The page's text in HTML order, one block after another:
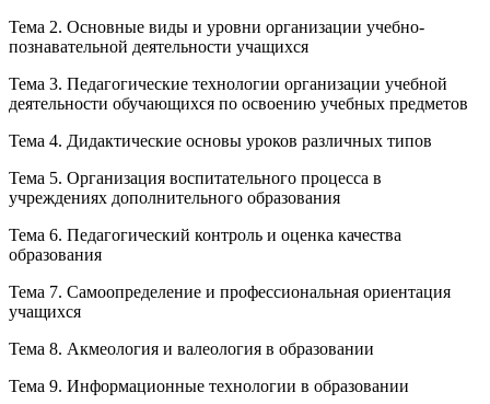
Тема 2. Основные виды и уровни организации учебно-
познавательной деятельности учащихся
Тема 3. Педагогические технологии организации учебной
деятельности обучающихся по освоению учебных предметов
Тема 4. Дидактические основы уроков различных типов
Тема 5. Организация воспитательного процесса в
учреждениях дополнительного образования
Тема 6. Педагогический контроль и оценка качества
образования
Тема 7. Самоопределение и профессиональная ориентация
учащихся
Тема 8. Акмеология и валеология в образовании
Тема 9. Информационные технологии в образовании